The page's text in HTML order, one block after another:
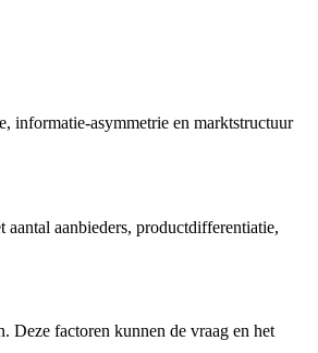
informatie-asymmetrie en marktstructuur
aanbieders, productdifferentiatie,
Deze factoren kunnen de vraag en het